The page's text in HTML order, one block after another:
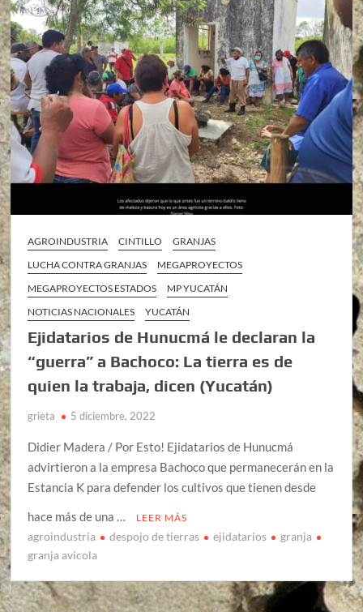
AGROINDUSTRIA CINTILLO
GRANJAS
LUCHA CONTRA GRANJAS
MEGAPROYECTOS
MEGAPROYECTOS ESTADOS
MP YUCATÁN
NOTICIAS NACIONALES
YUCATÁN
Ejidatarios de Hunucmá le declaran la
“guerra” a Bachoco: La tierra es de
quien la trabaja, dicen (Yucatán)
grieta 5 diciembre, 2022
Didier Madera / Por Esto! Ejidatarios de Hunucmá
advirtieron a la empresa Bachoco que permanecerán en la
Estancia K para defender los cultivos que tienen desde
hace más de una …
LEER MÁS
agroindustria despojo de tierras ejidatarios
granja
granja avicola